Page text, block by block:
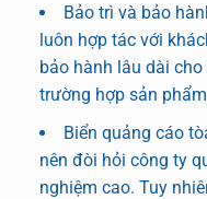
Bảo trì và bảo
luôn hợp tác với
bảo hành lâu dài
trường hợp sản
Biển quảng cáo
nên đòi hỏi công ty
nghiệm cao. Tuy